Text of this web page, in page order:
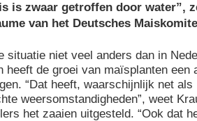
is zwaar getroffen door water”,
van het Deutsches
situatie niet veel anders dan in
heeft de groei van maïsplanten een
“Dat heeft, waarschijnlijk net als
weersomstandigheden”, weet
het zaaien uitgesteld. “Ook dat